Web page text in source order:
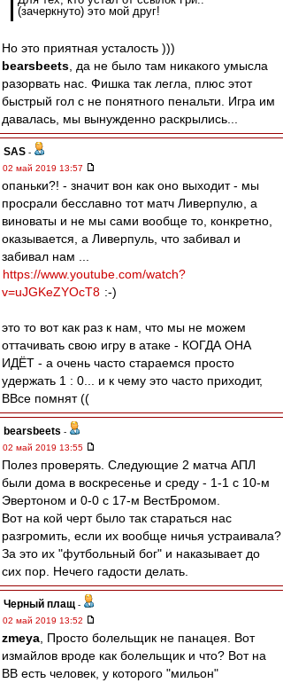
(зачеркнуто) это мой друг!
Но это приятная усталость )))
bearsbeets , да не было там никакого умысла
разорвать нас. Фишка так легла, плюс этот
быстрый гол с не понятного пенальти. Игра им
давалась, мы вынужденно раскрылись...
SAS -
02 май 2019 13:57
опаньки?! - значит вон как оно выходит - мы
просрали бесславно тот матч Ливерпулю, а
виноваты и не мы сами вообще то, конкретно,
оказывается, а Ливерпуль, что забивал и
забивал нам ...
https://www.youtube.com/watch?
v=uJGKeZYOcT8 :-)
это то вот как раз к нам, что мы не можем
оттачивать свою игру в атаке - КОГДА ОНА
ИДЁТ - а очень часто стараемся просто
удержать 1 : 0... и к чему это часто приходит,
ВВсе помнят ((
bearsbeets -
02 май 2019 13:55
Полез проверять. Следующие 2 матча АПЛ
были дома в воскресенье и среду - 1-1 с 10-м
Эвертоном и 0-0 с 17-м ВестБромом.
Вот на кой черт было так стараться нас
разгромить, если их вообще ничья устраивала?
За это их "футбольный бог" и наказывает до
сих пор. Нечего гадости делать.
Черный плащ -
02 май 2019 13:52
zmeya , Просто болельщик не панацея. Вот
измайлов вроде как болельщик и что? Вот на
ВВ есть человек, у которого "мильон"